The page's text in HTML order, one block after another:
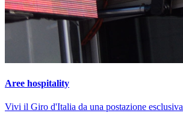
Aree hospitality
Vivi il Giro d'Italia da una postazione esclusiva